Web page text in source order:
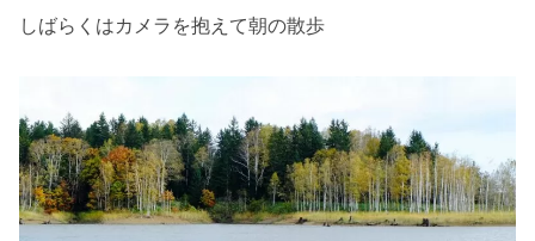
しばらくはカメラを抱えて朝の散歩